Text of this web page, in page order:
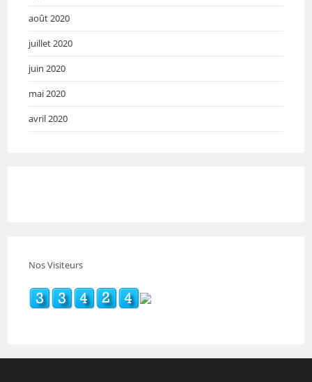
août 2020
juillet 2020
juin 2020
mai 2020
avril 2020
Nos Visiteurs